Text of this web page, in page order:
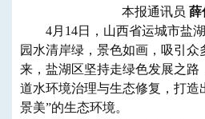
本报通讯员 薛
4月14日，山西省运城市盐
园水清岸绿，景色如画，吸引
来，盐湖区坚持走绿色发展之路
道水环境治理与生态修复，打造
景美”的生态环境。